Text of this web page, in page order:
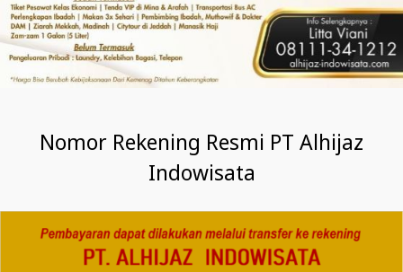
Nomor Rekening Resmi PT Alhijaz
Indowisata